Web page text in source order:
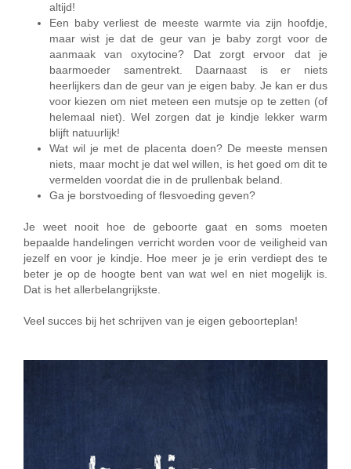
altijd!
Een baby verliest de meeste warmte via zijn hoofdje,
maar wist je dat de geur van je baby zorgt voor de
aanmaak van oxytocine? Dat zorgt ervoor dat je
baarmoeder samentrekt. Daarnaast is er niets
heerlijkers dan de geur van je eigen baby. Je kan er dus
voor kiezen om niet meteen een mutsje op te zetten (of
helemaal niet). Wel zorgen dat je kindje lekker warm
blijft natuurlijk!
Wat wil je met de placenta doen? De meeste mensen
niets, maar mocht je dat wel willen, is het goed om dit te
vermelden voordat die in de prullenbak beland.
Ga je borstvoeding of flesvoeding geven?
Je weet nooit hoe de geboorte gaat en soms moeten
bepaalde handelingen verricht worden voor de veiligheid van
jezelf en voor je kindje. Hoe meer je je erin verdiept des te
beter je op de hoogte bent van wat wel en niet mogelijk is.
Dat is het allerbelangrijkste.
Veel succes bij het schrijven van je eigen geboorteplan!